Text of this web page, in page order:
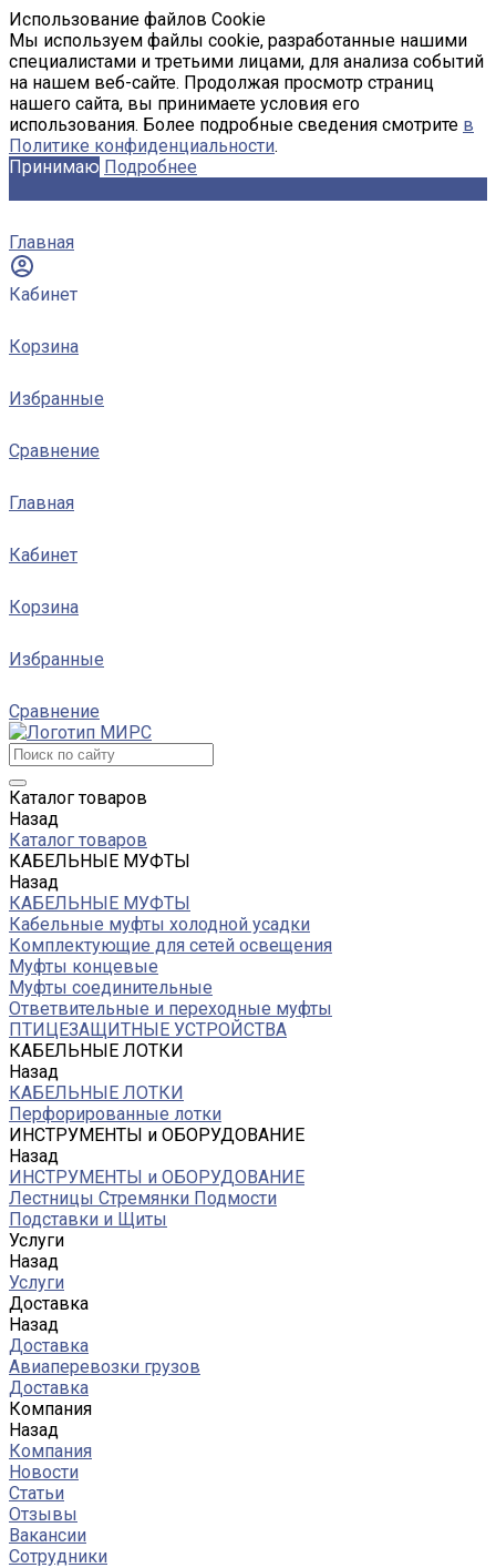
Использование файлов Cookie
Мы используем файлы cookie, разработанные нашими
специалистами и третьими лицами, для анализа событий
на нашем веб-сайте. Продолжая просмотр страниц
нашего сайта, вы принимаете условия его
использования. Более подробные сведения смотрите в
Политике конфиденциальности.
Принимаю Подробнее
Главная
Кабинет
Корзина
Избранные
Сравнение
Главная
Кабинет
Корзина
Избранные
Сравнение
Каталог товаров
Назад
Каталог товаров
КАБЕЛЬНЫЕ МУФТЫ
Назад
КАБЕЛЬНЫЕ МУФТЫ
Кабельные муфты холодной усадки
Комплектующие для сетей освещения
Муфты концевые
Муфты соединительные
Ответвительные и переходные муфты
ПТИЦЕЗАЩИТНЫЕ УСТРОЙСТВА
КАБЕЛЬНЫЕ ЛОТКИ
Назад
КАБЕЛЬНЫЕ ЛОТКИ
Перфорированные лотки
ИНСТРУМЕНТЫ и ОБОРУДОВАНИЕ
Назад
ИНСТРУМЕНТЫ и ОБОРУДОВАНИЕ
Лестницы Стремянки Подмости
Подставки и Щиты
Услуги
Назад
Услуги
Доставка
Назад
Доставка
Авиаперевозки грузов
Доставка
Компания
Назад
Компания
Новости
Статьи
Отзывы
Вакансии
Сотрудники